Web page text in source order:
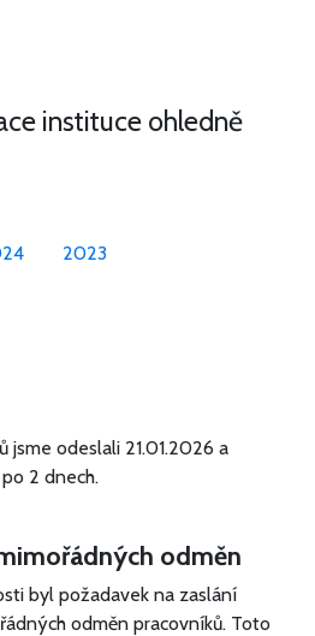
instituce ohledně
2023
jsme odeslali 21.01.2026 a
2 dnech.
odměn
byl požadavek na zaslání
odměn pracovníků. Toto